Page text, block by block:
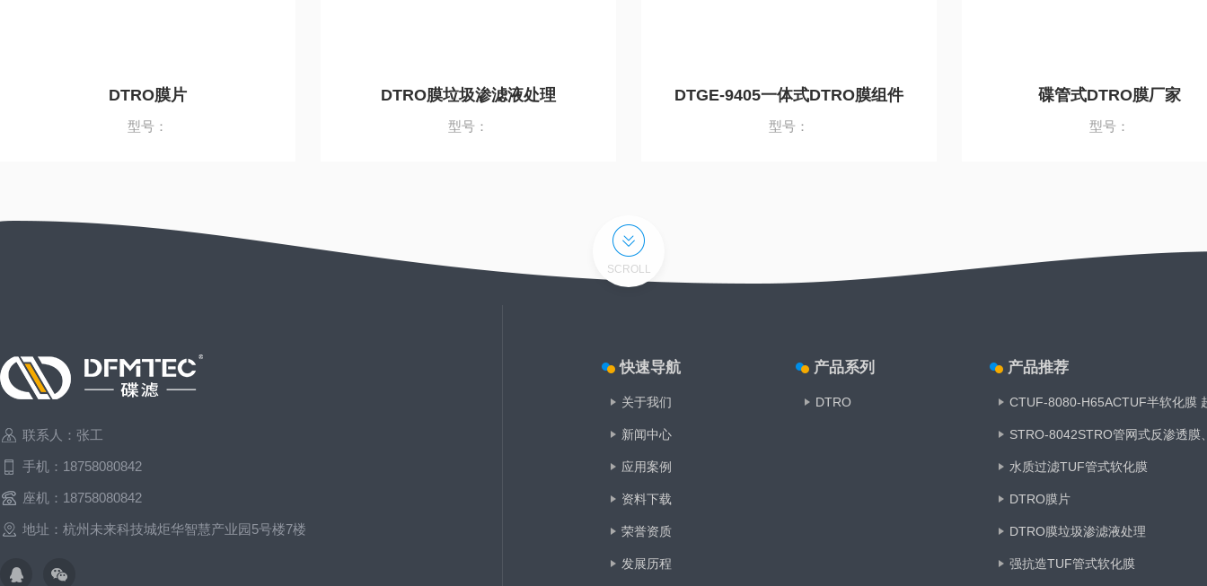
DTRO膜片
型号：
DTRO膜垃圾渗滤液处理
型号：
DTGE-9405一体式DTRO膜组件
型号：
碟管式DTRO膜厂家
型号：
SCROLL
联系人：张工
手机：18758080842
座机：18758080842
地址：杭州未来科技城炬华智慧产业园5号楼7楼
快速导航
关于我们
新闻中心
应用案例
资料下载
荣誉资质
发展历程
产品系列
DTRO
产品推荐
CTUF-8080-H65ACTUF半软化膜
STRO-8042STRO管网式反渗透膜
水质过滤TUF管式软化膜
DTRO膜片
DTRO膜垃圾渗滤液处理
强抗造TUF管式软化膜